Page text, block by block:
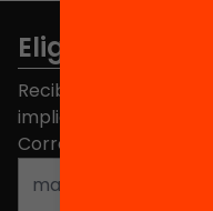
Elige equidad
Recibe contenidos,
implicarte.
Correo electrónico